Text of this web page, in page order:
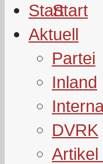
Start
Aktuell
Partei
Inland
DVRK
Artikel